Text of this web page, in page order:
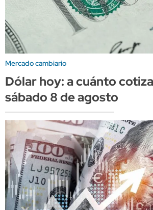
Mercado cambiario
Dólar hoy: a cuánto
sábado 8 de agosto